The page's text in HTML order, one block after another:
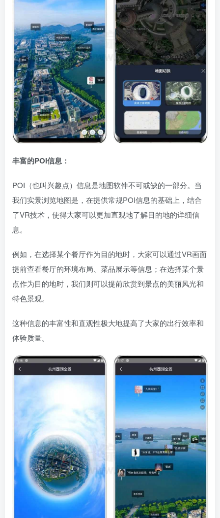
丰富的POI信息：
POI（也叫兴趣点）信息是地图软件不可或缺的一部分。当
我们实景浏览地图是，在提供常规POI信息的基础上，结合
了VR技术，使得大家可以更加直观地了解目的地的详细信
息。
例如，在选择某个餐厅作为目的地时，大家可以通过VR画面
提前查看餐厅的环境布局、菜品展示等信息；在选择某个景
点作为目的地时，我们则可以提前欣赏到景点的美丽风光和
特色景观。
这种信息的丰富性和直观性极大地提高了大家的出行效率和
体验质量。